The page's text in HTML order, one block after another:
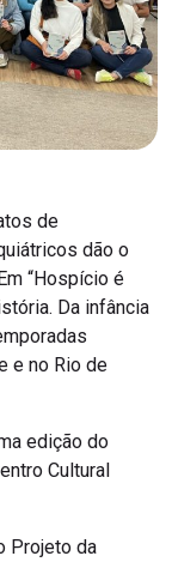
de
dão o
“Hospício é
Da infância
e no Rio de
edição do
Cultural
Projeto da